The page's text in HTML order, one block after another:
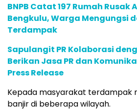
BNPB Catat 197 Rumah Rusak
Bengkulu, Warga Mengungsi
Terdampak
Sapulangit PR Kolaborasi
Berikan Jasa PR dan
Press Release
Kepada masyarakat terdampak
banjir di beberapa wilayah.